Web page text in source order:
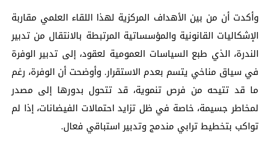
وأكدت أن من بين الأهداف المركزية لهذا اللقاء العلمي مقاربة
الإشكاليات القانونية والمؤسساتية المرتبطة بالانتقال من تدبير
الندرة، الذي طبع السياسات العمومية لعقود، إلى تدبير الوفرة
في سياق مناخي يتسم بعدم الاستقرار. وأوضحت أن الوفرة، رغم
ما قد تتيحه من فرص تنموية، قد تتحول بدورها إلى مصدر
لمخاطر جسيمة، خاصة في ظل تزايد احتمالات الفيضانات، إذا لم
تواكب بتخطيط ترابي مندمج وتدبير استباقي فعال.